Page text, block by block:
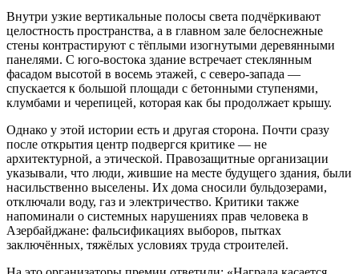
Внутри узкие вертикальные полосы света подчёркивают
целостность пространства, а в главном зале белоснежные
стены контрастируют с тёплыми изогнутыми деревянными
панелями. С юго-востока здание встречает стеклянным
фасадом высотой в восемь этажей, с северо-запада —
спускается к большой площади с бетонными ступенями,
клумбами и черепицей, которая как бы продолжает крышу.
Однако у этой истории есть и другая сторона. Почти сразу
после открытия центр подвергся критике — не
архитектурной, а этической. Правозащитные организации
указывали, что люди, жившие на месте будущего здания, были
насильственно выселены. Их дома сносили бульдозерами,
отключали воду, газ и электричество. Критики также
напоминали о системных нарушениях прав человека в
Азербайджане: фальсификациях выборов, пытках
заключённых, тяжёлых условиях труда строителей.